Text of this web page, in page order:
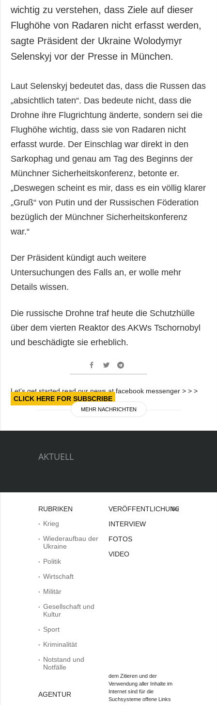
wichtig zu verstehen, dass Ziele auf dieser
Flughöhe von Radaren nicht erfasst werden,
sagte Präsident der Ukraine Wolodymyr
Selenskyj vor der Presse in München.
Laut Selenskyj bedeutet das, dass die Russen das
„absichtlich taten“. Das bedeute nicht, dass die
Drohne ihre Flugrichtung änderte, sondern sei die
Flughöhe wichtig, dass sie von Radaren nicht
erfasst wurde. Der Einschlag war direkt in den
Sarkophag und genau am Tag des Beginns der
Münchner Sicherheitskonferenz, betonte er.
„Deswegen scheint es mir, dass es ein völlig klarer
„Gruß“ von Putin und der Russischen Föderation
bezüglich der Münchner Sicherheitskonferenz
war.“
Der Präsident kündigt auch weitere
Untersuchungen des Falls an, er wolle mehr
Details wissen.
Die russische Drohne traf heute die Schutzhülle
über dem vierten Reaktor des AKWs Tschornobyl
und beschädigte sie erheblich.
Let’s get started read our news at facebook messenger > > >
CLICK HERE FOR SUBSCRIBE
MEHR NACHRICHTEN
AKTUELL
RUBRIKEN
Krieg
Wiederaufbau der
Ukraine
Politik
Wirtschaft
Militär
Gesellschaft und
Kultur
Sport
Kriminalität
Notstand und
Notfälle
AGENTUR
VERÖFFENTLICHUNGEN
INTERVIEW
FOTOS
VIDEO
Bei
dem Zitieren und der
Verwendung aller Inhalte im
Internet sind für die
Suchsysteme offene Links